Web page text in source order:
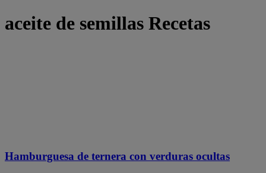
aceite de semillas Recetas
Hamburguesa de ternera con verduras ocultas